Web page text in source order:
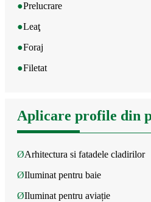
●Prelucrare
●Leaţ
●Foraj
●Filetat
Aplicare profile din
ØArhitectura si fatadele cladirilor
ØIluminat pentru baie
ØIluminat pentru aviație